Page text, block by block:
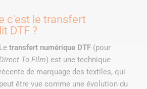
c'est le transfert
DTF ?
Letransfert numérique DTF (pour
To Film) est une technique
récente de marquage des textiles, qui
peut être vue comme une évolution du